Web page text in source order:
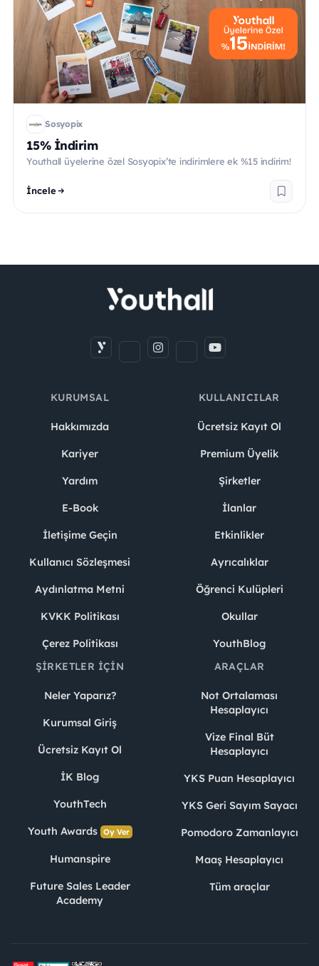
Sosyopix
15% İndirim
Youthall üyelerine özel Sosyopix’te indirimlere ek %15 indirim!
İncele
KURUMSAL
Hakkımızda
Kariyer
Yardım
E-Book
İletişime Geçin
Kullanıcı Sözleşmesi
Aydınlatma Metni
KVKK Politikası
Çerez Politikası
KULLANICILAR
Ücretsiz Kayıt Ol
Premium Üyelik
Şirketler
İlanlar
Etkinlikler
Ayrıcalıklar
Öğrenci Kulüpleri
Okullar
YouthBlog
ŞIRKETLER İÇIN
Neler Yaparız?
Kurumsal Giriş
Ücretsiz Kayıt Ol
İK Blog
YouthTech
Youth Awards Oy Ver
Humanspire
Future Sales Leader
Academy
ARAÇLAR
Not Ortalaması
Hesaplayıcı
Vize Final Büt
Hesaplayıcı
YKS Puan Hesaplayıcı
YKS Geri Sayım Sayacı
Pomodoro Zamanlayıcı
Maaş Hesaplayıcı
Tüm araçlar